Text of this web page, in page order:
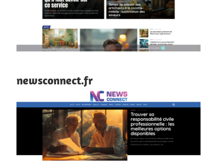
newsconnect.fr